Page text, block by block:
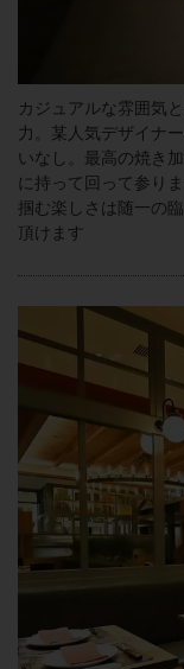
カジュアルな雰囲気
力。某人気デザイナ
いなし。最高の焼き
に持って回って参り
掴む楽しさは随一の
頂けます